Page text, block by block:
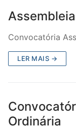
Convocatória
LER MAIS →
Ordinária